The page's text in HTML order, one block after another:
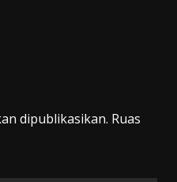
dipublikasikan. Ruas